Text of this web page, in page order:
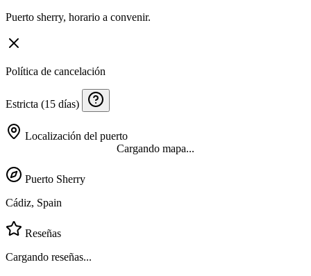
Puerto sherry, horario a convenir.
Política de cancelación
Estricta (15 días)
Localización del puerto
Cargando mapa...
Puerto Sherry
Cádiz, Spain
Reseñas
Cargando reseñas...